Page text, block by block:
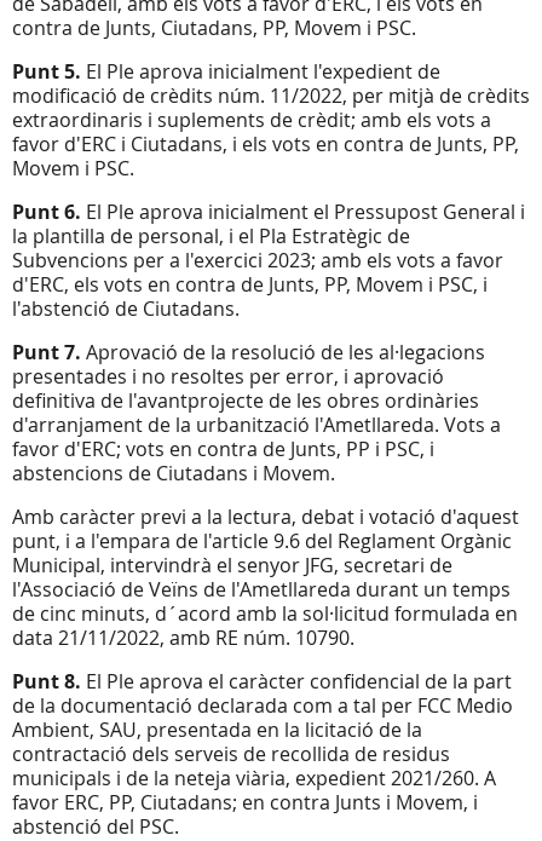
contra de Junts, Ciutadans, PP, Movem i PSC.
Punt 5. El Ple aprova inicialment l'expedient de
modificació de crèdits núm. 11/2022, per mitjà de crèdits
extraordinaris i suplements de crèdit; amb els vots a
favor d'ERC i Ciutadans, i els vots en contra de Junts, PP,
Movem i PSC.
Punt 6. El Ple aprova inicialment el Pressupost General i
la plantilla de personal, i el Pla Estratègic de
Subvencions per a l'exercici 2023; amb els vots a favor
d'ERC, els vots en contra de Junts, PP, Movem i PSC, i
l'abstenció de Ciutadans.
Punt 7. Aprovació de la resolució de les al·legacions
presentades i no resoltes per error, i aprovació
definitiva de l'avantprojecte de les obres ordinàries
d'arranjament de la urbanització l'Ametllareda. Vots a
favor d'ERC; vots en contra de Junts, PP i PSC, i
abstencions de Ciutadans i Movem.
Amb caràcter previ a la lectura, debat i votació d'aquest
punt, i a l'empara de l'article 9.6 del Reglament Orgànic
Municipal, intervindrà el senyor JFG, secretari de
l'Associació de Veïns de l'Ametllareda durant un temps
de cinc minuts, d´acord amb la sol·licitud formulada en
data 21/11/2022, amb RE núm. 10790.
Punt 8. El Ple aprova el caràcter confidencial de la part
de la documentació declarada com a tal per FCC Medio
Ambient, SAU, presentada en la licitació de la
contractació dels serveis de recollida de residus
municipals i de la neteja viària, expedient 2021/260. A
favor ERC, PP, Ciutadans; en contra Junts i Movem, i
abstenció del PSC.